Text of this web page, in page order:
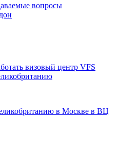
вопросы
визовый центр VFS
в Москве в ВЦ